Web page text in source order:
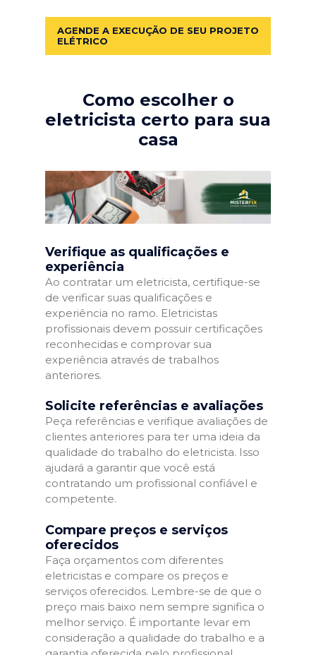
AGENDE A EXECUÇÃO DE SEU PROJETO
ELÉTRICO
Como escolher o
eletricista certo para sua
casa
Verifique as qualificações e
experiência
Ao contratar um eletricista, certifique-se
de verificar suas qualificações e
experiência no ramo. Eletricistas
profissionais devem possuir certificações
reconhecidas e comprovar sua
experiência através de trabalhos
anteriores.
Solicite referências e avaliações
Peça referências e verifique avaliações de
clientes anteriores para ter uma ideia da
qualidade do trabalho do eletricista. Isso
ajudará a garantir que você está
contratando um profissional confiável e
competente.
Compare preços e serviços
oferecidos
Faça orçamentos com diferentes
eletricistas e compare os preços e
serviços oferecidos. Lembre-se de que o
preço mais baixo nem sempre significa o
melhor serviço. É importante levar em
consideração a qualidade do trabalho e a